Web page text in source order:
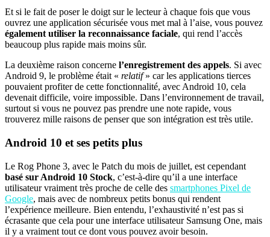
Et si le fait de poser le doigt sur le lecteur à chaque fois que vous
ouvrez une application sécurisée vous met mal à l’aise, vous pouvez
également utiliser la reconnaissance faciale, qui rend l’accès
beaucoup plus rapide mais moins sûr.
La deuxième raison concerne l’enregistrement des appels. Si avec
Android 9, le problème était « relatif» car les applications tierces
pouvaient profiter de cette fonctionnalité, avec Android 10, cela
devenait difficile, voire impossible. Dans l’environnement de travail,
surtout si vous ne pouvez pas prendre une note rapide, vous
trouverez mille raisons de penser que son intégration est très utile.
Android 10 et ses petits plus
Le Rog Phone 3, avec le Patch du mois de juillet, est cependant
basé sur Android 10 Stock, c’est-à-dire qu’il a une interface
utilisateur vraiment très proche de celle des smartphones Pixel de
Google, mais avec de nombreux petits bonus qui rendent
l’expérience meilleure. Bien entendu, l’exhaustivité n’est pas si
écrasante que cela pour une interface utilisateur Samsung One, mais
il y a vraiment tout ce dont vous pouvez avoir besoin.